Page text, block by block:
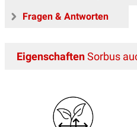
Fragen & Antworten
EigenschaftenSorbus